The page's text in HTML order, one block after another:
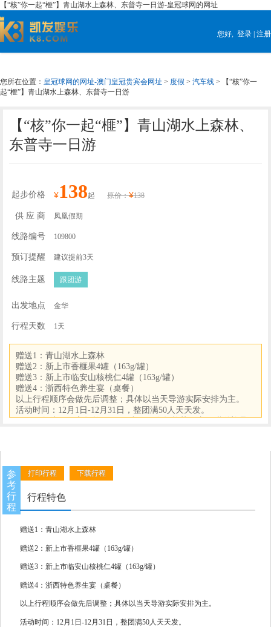
【“核”你一起“榧”】青山湖水上森林、东普寺一日游-皇冠球网的网址
您好, 登录 注册
您所在位置： 皇冠球网的网址-澳门皇冠贵宾会网址 > 度假 > 汽车线 > 【“核”你一
起“榧”】青山湖水上森林、东普寺一日游
【“核”你一起“榧”】青山湖水上森林、
东普寺一日游
起步价格 ¥138起 原价：¥138
供 应 商 凤凰假期
线路编号 109800
预订提醒 建议提前3天
线路主题 跟团游
出发地点 金华
行程天数 1天
赠送1：青山湖水上森林
赠送2：新上市香榧果4罐（163g/罐）
赠送3：新上市临安山核桃仁4罐（163g/罐）
赠送4：浙西特色养生宴（桌餐）
以上行程顺序会做先后调整；具体以当天导游实际安排为主。
活动时间：12月1日-12月31日，整团满50人天天发。
参
考
行
程
打印行程 下载行程
行程特色
赠送1：青山湖水上森林
赠送2：新上市香榧果4罐（163g/罐）
赠送3：新上市临安山核桃仁4罐（163g/罐）
赠送4：浙西特色养生宴（桌餐）
以上行程顺序会做先后调整；具体以当天导游实际安排为主。
活动时间：12月1日-12月31日，整团满50人天天发。